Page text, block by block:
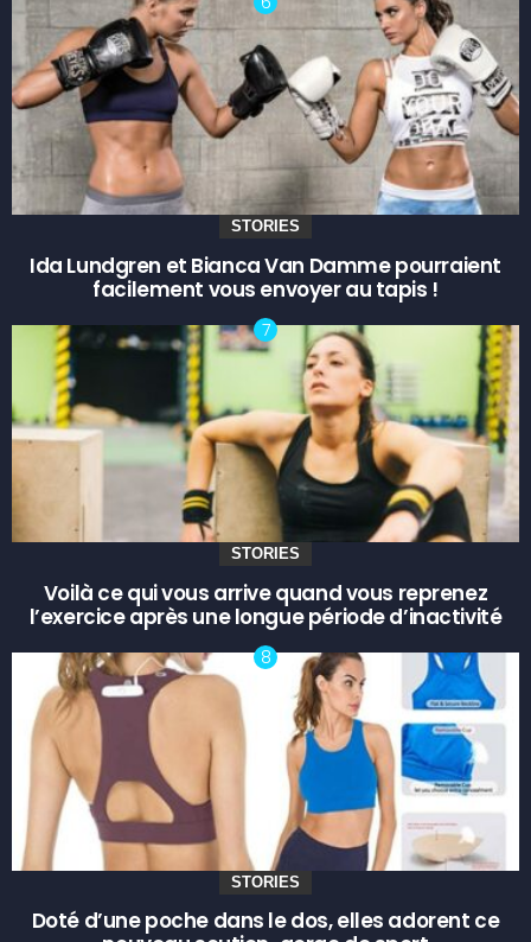
STORIES
Ida Lundgren et Bianca Van Damme pourraient
facilement vous envoyer au tapis !
STORIES
Voilà ce qui vous arrive quand vous reprenez
l’exercice après une longue période d’inactivité
STORIES
Doté d’une poche dans le dos, elles adorent ce